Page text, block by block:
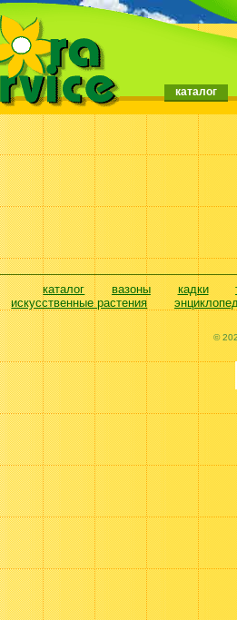
каталог
каталог вазоны кадки
искусственные растения
©